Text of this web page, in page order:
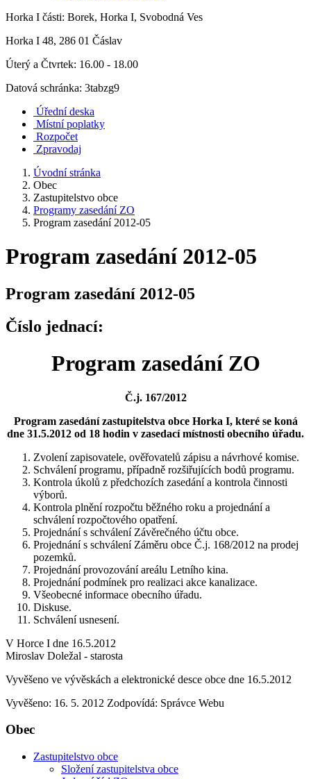
Horka I části: Borek, Horka I, Svobodná Ves
Horka I 48, 286 01 Čáslav
Úterý a Čtvrtek: 16.00 - 18.00
Datová schránka: 3tabzg9
Úřední deska
Místní poplatky
Rozpočet
Zpravodaj
Úvodní stránka
Obec
Zastupitelstvo obce
Programy zasedání ZO
Program zasedání 2012-05
Program zasedání 2012-05
Program zasedání 2012-05
Číslo jednací:
Program zasedání ZO
Č.j. 167/2012
Program zasedání zastupitelstva obce Horka I, které se koná
dne 31.5.2012 od 18 hodin v zasedací místnosti obecního úřadu.
Zvolení zapisovatele, ověřovatelů zápisu a návrhové komise.
Schválení programu, případně rozšiřujících bodů programu.
Kontrola úkolů z předchozích zasedání a kontrola činnosti
výborů.
Kontrola plnění rozpočtu běžného roku a projednání a
schválení rozpočtového opatření.
Projednání s schválení Závěrečného účtu obce.
Projednání s schválení Záměru obce Č.j. 168/2012 na prodej
pozemků.
Projednání provozování areálu Letního kina.
Projednání podmínek pro realizaci akce kanalizace.
Všeobecné informace obecního úřadu.
Diskuse.
Schválení usnesení.
V Horce I dne 16.5.2012
Miroslav Doležal - starosta
Vyvěšeno ve vývěskách a elektronické desce obce dne 16.5.2012
Vyvěšeno: 16. 5. 2012 Zodpovídá: Správce Webu
Obec
Zastupitelstvo obce
Složení zastupitelstva obce